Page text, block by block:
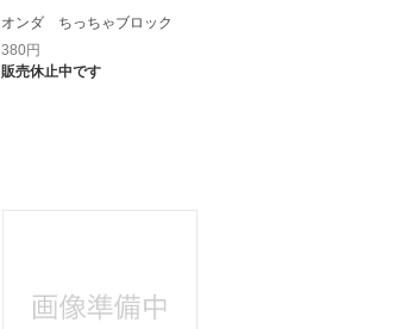
オンダ ちっちゃブロック
380円
販売休止中です